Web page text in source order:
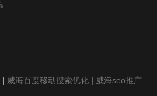
| 威海百度移动搜索优化 | 威海seo推广